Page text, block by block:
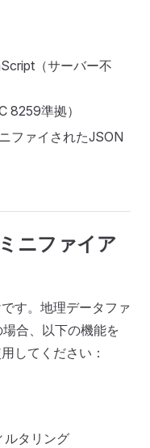
（サーバー不
8259準拠）
ファイされたJSON
ニファイア
す。地理データファ
合、以下の機能を
してください：
ルタリング